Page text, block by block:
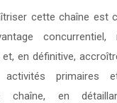
cette chaîne est
en définitive,
activités primaires
chaîne, en